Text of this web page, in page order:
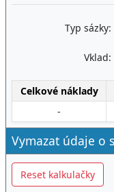
Typ sázky:
Vklad:
Celkové náklady
-
Vymazat údaje o
Reset kalkulačky